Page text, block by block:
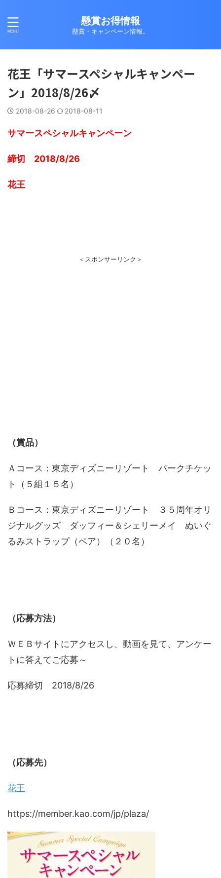
懸賞お得情報
懸賞・キャンペーン情報。
花王「サマースペシャルキャンペー
ン」2018/8/26〆
2018-08-26 2018-08-11
サマースペシャルキャンペーン
締切 2018/8/26
花王
＜スポンサーリンク＞
（賞品）
Ａコース：東京ディズニーリゾート パークチケッ
ト（５組１５名）
Ｂコース：東京ディズニーリゾート ３５周年オリ
ジナルグッズ ダッフィー＆シェリーメイ ぬいぐ
るみストラップ（ペア）（２０名）
（応募方法）
ＷＥＢサイトにアクセスし、動画を見て、アンケー
トに答えてご応募～
応募締切 2018/8/26
（応募先）
花王
https://member.kao.com/jp/plaza/